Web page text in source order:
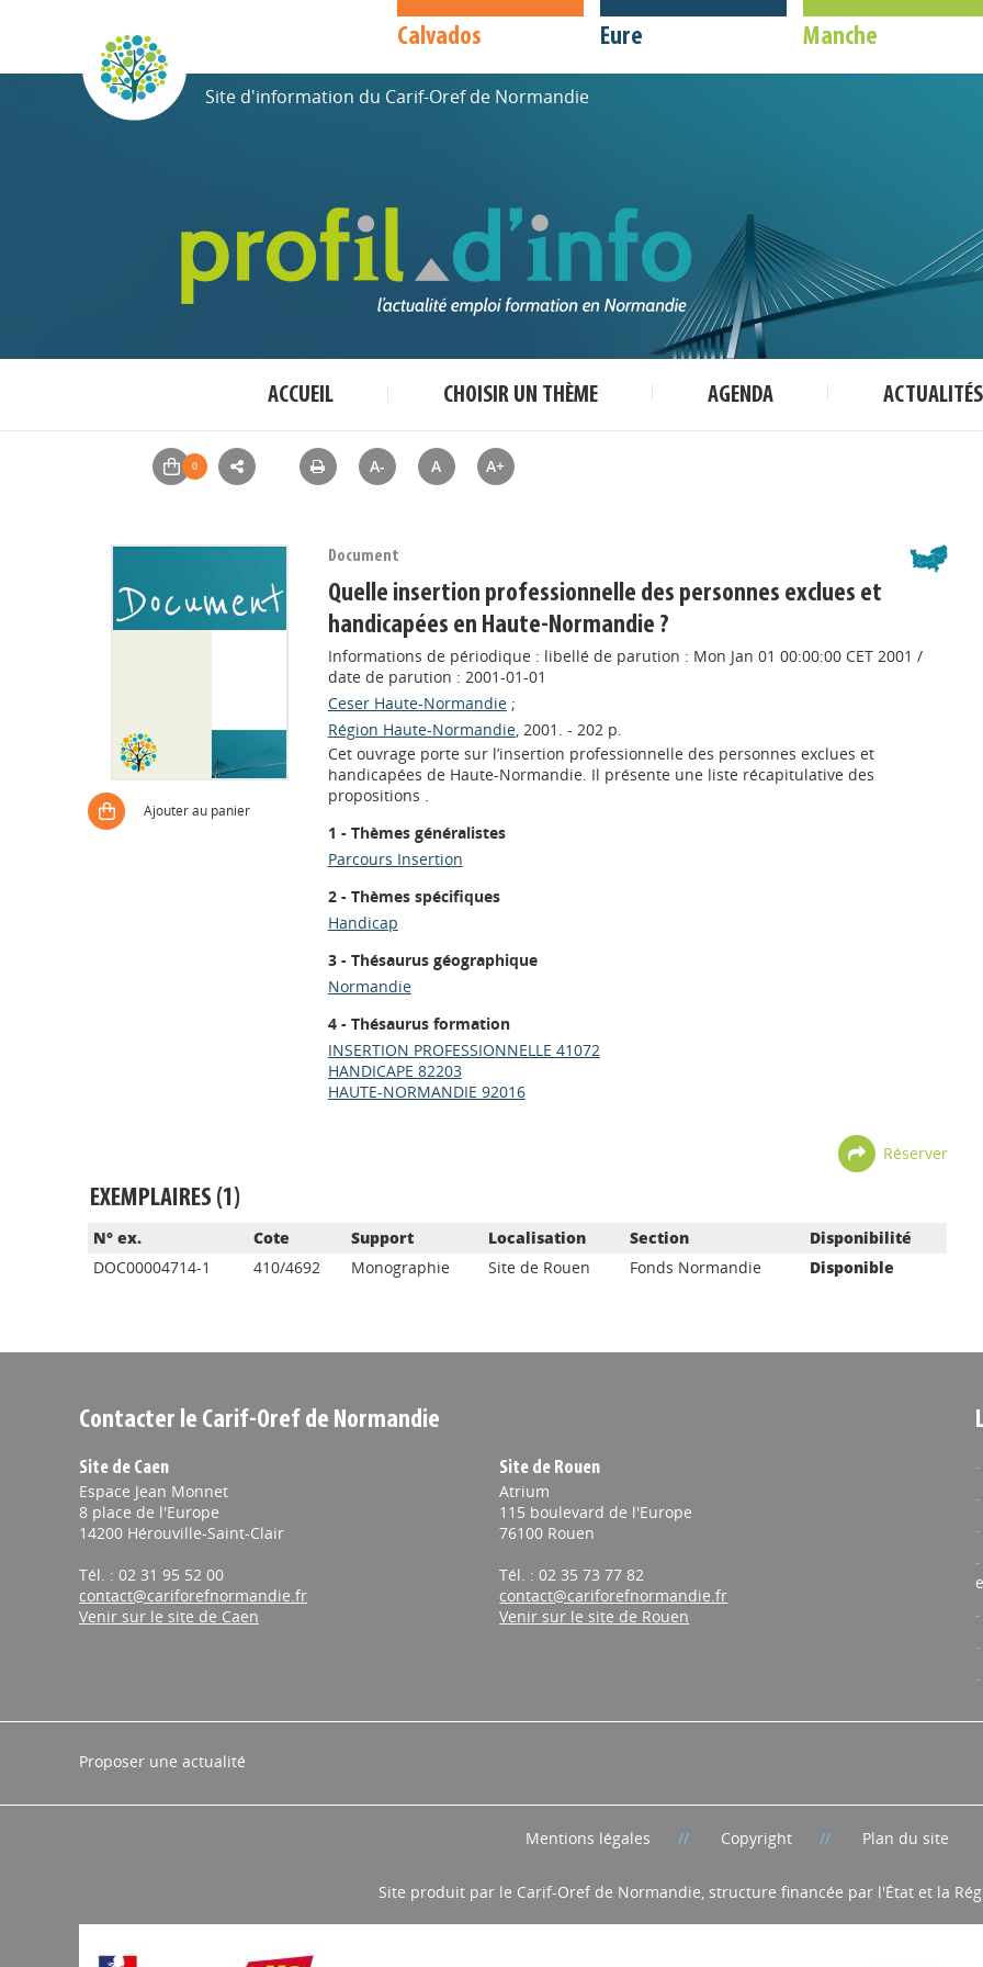
Calvados Eure Manche
Site d'information du Carif-Oref de Normandie
ACCUEIL CHOISIR UN THÈME AGENDA ACTUALITÉS
A- A A+
Ajouter au panier
Document
Quelle insertion professionnelle des personnes exclues et
handicapées en Haute-Normandie ?
Informations de périodique : libellé de parution : Mon Jan 01 00:00:00 CET 2001 /
date de parution : 2001-01-01
Ceser Haute-Normandie;
Région Haute-Normandie, 2001. - 202 p.
Cet ouvrage porte sur l’insertion professionnelle des personnes exclues et
handicapées de Haute-Normandie. Il présente une liste récapitulative des
propositions .
1 - Thèmes généralistes
Parcours Insertion
2 - Thèmes spécifiques
Handicap
3 - Thésaurus géographique
Normandie
4 - Thésaurus formation
INSERTION PROFESSIONNELLE 41072
HANDICAPE 82203
HAUTE-NORMANDIE 92016
Réserver
EXEMPLAIRES (1)
N° ex. Cote Support Localisation Section
Disponibilité
DOC00004714-1
410/4692 Monographie Site de Rouen Fonds Normandie Disponible
Contacter le Carif-Oref de Normandie
Site de Caen
Espace Jean Monnet
8 place de l'Europe
14200 Hérouville-Saint-Clair
Tél. : 02 31 95 52 00
contact@cariforefnormandie.fr
Venir sur le site de Caen
Site de Rouen
Atrium
115 boulevard de l'Europe
76100 Rouen
Tél. : 02 35 73 77 82
contact@cariforefnormandie.fr
Venir sur le site de Rouen
Proposer une actualité
Mentions légales Copyright Plan du site
Site produit par le Carif-Oref de Normandie, structure financée par l'État et la